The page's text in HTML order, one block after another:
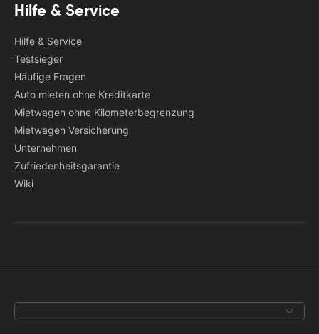
Hilfe & Service
Hilfe & Service
Testsieger
Häufige Fragen
Auto mieten ohne Kreditkarte
Mietwagen ohne Kilometerbegrenzung
Mietwagen Versicherung
Unternehmen
Zufriedenheitsgarantie
Wiki